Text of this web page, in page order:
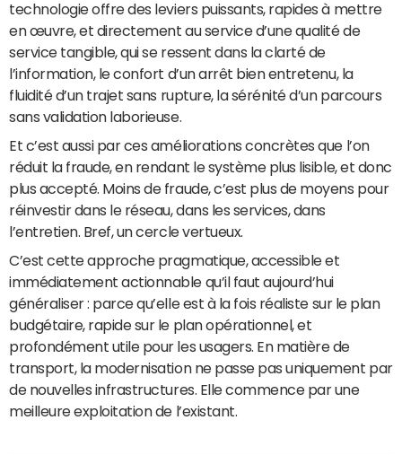
technologie offre des leviers puissants, rapides à mettre
en œuvre, et directement au service d’une qualité de
service tangible, qui se ressent dans la clarté de
l’information, le confort d’un arrêt bien entretenu, la
fluidité d’un trajet sans rupture, la sérénité d’un parcours
sans validation laborieuse.
Et c’est aussi par ces améliorations concrètes que l’on
réduit la fraude, en rendant le système plus lisible, et donc
plus accepté. Moins de fraude, c’est plus de moyens pour
réinvestir dans le réseau, dans les services, dans
l’entretien. Bref, un cercle vertueux.
C’est cette approche pragmatique, accessible et
immédiatement actionnable qu’il faut aujourd’hui
généraliser : parce qu’elle est à la fois réaliste sur le plan
budgétaire, rapide sur le plan opérationnel, et
profondément utile pour les usagers. En matière de
transport, la modernisation ne passe pas uniquement par
de nouvelles infrastructures. Elle commence par une
meilleure exploitation de l’existant.